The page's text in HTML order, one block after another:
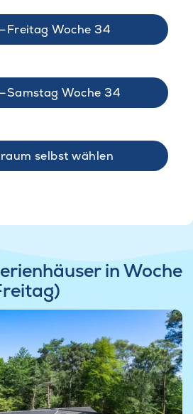
Woche 34
Woche 34
selbst wählen
in Woche